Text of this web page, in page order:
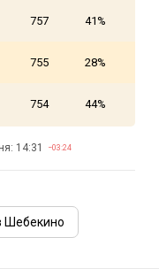
757 41%
755 28%
754 44%
14:31 −03:24
Шебекино